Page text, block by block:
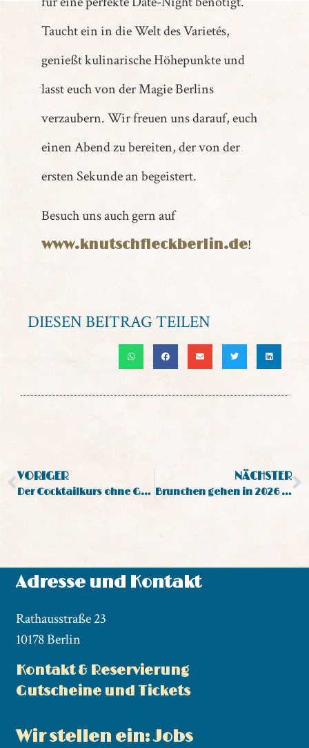
Taucht ein in die Welt des Varietés,
genießt kulinarische Höhepunkte und
lasst euch von der Magie Berlins
verzaubern. Wir freuen uns darauf, euch
einen Abend zu bereiten, der von der
ersten Sekunde an begeistert.
Besuch uns auch gern auf
www.knutschfleckberlin.de!
DIESEN BEITRAG TEILEN
VORIGER
Der Cocktailkurs ohne Grenzen in 2026!
NÄCHSTER
Brunchen gehen in 2026 im buntesten Café in Berlins Mitte!
Adresse und Kontakt
Rathausstraße 23
10178 Berlin
Kontakt & Reservierung
Gutscheine und Tickets
Wir stellen ein: Jobs